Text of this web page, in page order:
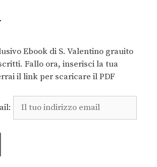
Ebook di S. Valentino grauito
Fallo ora, inserisci la tua
il link per scaricare il PDF